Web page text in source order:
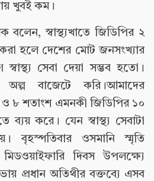
খুবই কম।
বলেন, স্বাস্থ্যখাতে জিডিপির ২
হলে দেশের মোট জনসংখ্যার
সেবা দেয়া সম্ভব হতো।
বাজেটে করি।আমাদের
৮ শতাংশ এমনকী জিডিপির ১০
ব্যয় করে। যেন স্বাস্থ্য সেবাটা
বৃহস্পতিবার ওসমানি স্মৃতি
মিডওয়াইফারি দিবস উপলক্ষ্যে
প্রধান অতিথীর বক্তব্যে এসব